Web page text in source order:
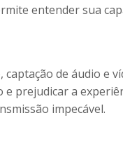
entender sua
de áudio e
prejudicar a
impecável.